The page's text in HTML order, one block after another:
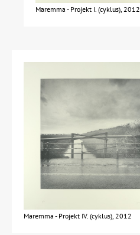
Maremma - Projekt I. (cyklus), 2012
Maremma - Projekt IV. (cyklus), 2012